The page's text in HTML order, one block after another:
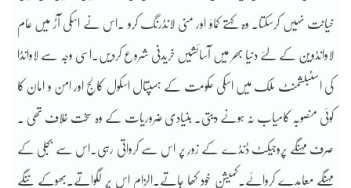
خیانت نہیں کرسکتا۔ وہ کہتے کماؤ اور منی لانڈرنگ کرو ۔اس نے اسکی آڑ میں عام
لاوانڈوین کے لئے دنیا بھر میں آسائشیں خریدنی شروع کردیں۔اسی وجہ سے لاوانڈا
کی اسٹبلشمنٹ ملک میں اسکی حکومت کے ہسپتال اسکول کالج اور امن و امان کا
کوئی منصوبہ کامیاب نہ ہونے دیتی۔ بنیادی ضروریات کے وہ سخت خلاف تھی ۔
صرف مہنگے پروجیکٹ ڈنڈے کے زورِ پر اس سے کرواتی رہی۔اس سے بجلی کے
مہنگے معاہدے کروائے۔کمیشن خود کھا جاتے۔الزام اس پر لگواتے۔بھوکے ننگے